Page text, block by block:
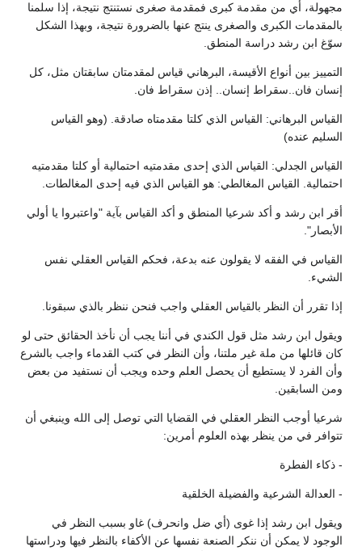
مجهولة، أي من مقدمة كبرى فمقدمة صغرى نستنتج نتيجة، إذا سلمنا
بالمقدمات الكبرى والصغرى ينتج عنها بالضرورة نتيجة، وبهذا الشكل
سوّغ ابن رشد دراسة المنطق.
التمييز بين أنواع الأقيسة، البرهاني قياس لمقدمتان سابقتان مثل، كل
إنسان فان..سقراط إنسان.. إذن سقراط فان.
القياس البرهاني: القياس الذي كلتا مقدمتاه صادقة. (وهو القياس
السليم عنده)
القياس الجدلي: القياس الذي إحدى مقدمتيه احتمالية أو كلتا مقدمتيه
احتمالية. القياس المغالطي: هو القياس الذي فيه إحدى المغالطات.
أقر ابن رشد و أكد شرعيا المنطق و أكد القياس بآية "واعتبروا يا أولي
الأبصار".
القياس في الفقه لا يقولون عنه بدعة، فحكم القياس العقلي نفس
الشيء.
إذا تقرر أن النظر بالقياس العقلي واجب فنحن ننظر بالذي سبقونا.
ويقول ابن رشد مثل قول الكندي في أننا يجب أن نأخذ الحقائق حتى لو
كان قائلها من ملة غير ملتنا، وأن النظر في كتب القدماء واجب بالشرع
وأن الفرد لا يستطيع أن يحصل العلم وحده ويجب أن نستفيد من بعض
ومن السابقين.
شرعيا أوجب النظر العقلي في القضايا التي توصل إلى الله وينبغي أن
تتوافر في من ينظر بهذه العلوم أمرين:
- ذكاء الفطرة
- العدالة الشرعية والفضيلة الخلقية
ويقول ابن رشد إذا غوى (أي ضل وانحرف) غاو بسبب النظر في
الوجود لا يمكن أن ننكر الصنعة نفسها عن الأكفاء بالنظر فيها ودراستها